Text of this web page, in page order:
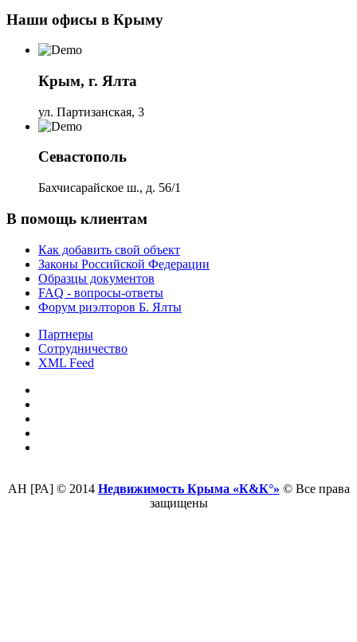
Наши офисы в Крыму
Крым, г. Ялта
ул. Партизанская, 3
Севастополь
Бахчисарайское ш., д. 56/1
В помощь клиентам
Как добавить свой объект
Законы Российской Федерации
Образцы документов
FAQ - вопросы-ответы
Форум риэлторов Б. Ялты
Партнеры
Сотрудничество
XML Feed
АН [РА] © 2014 Недвижимость Крыма «К&К°» © Все права
защищены